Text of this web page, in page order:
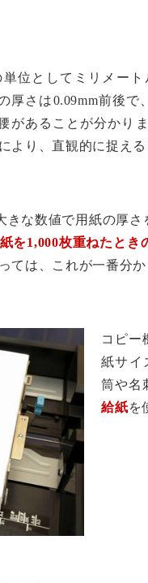
位としてミリメー
厚さは0.09mm前後
があることが分かり
より、直観的に捉える
きな数値で用紙の厚
を1,000枚重ねたとき
ては、これが一番分か
コピー
紙サイ
筒や名
給紙を